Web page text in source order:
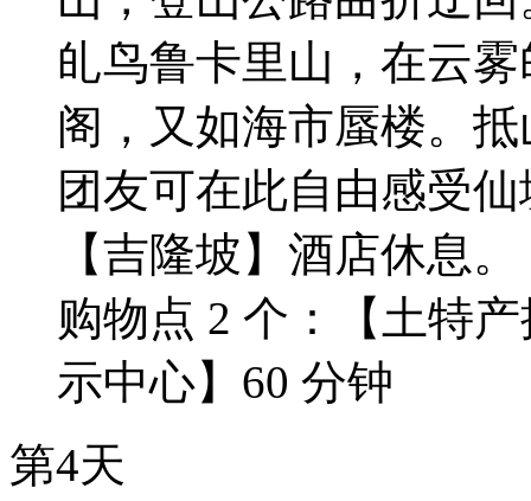
癿鸟鲁卡里山，在云
阁，又如海市蜃楼。
团友可在此自由感受
【吉隆坡】酒店休息。
购物点 2 个：【土特
示中心】60 分钟
第4天